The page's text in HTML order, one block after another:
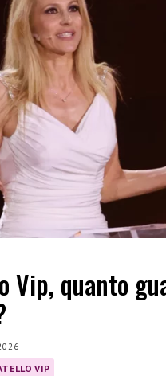
Vip, quanto
VIP